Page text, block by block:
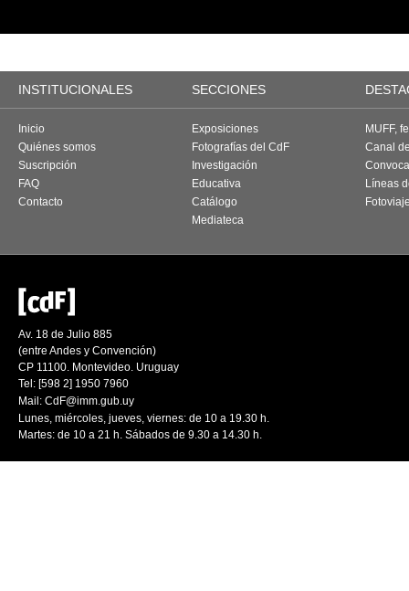
INSTITUCIONALES SECCIONES
Inicio
Quiénes somos
Suscripción
FAQ
Contacto
Exposiciones
Fotografías del CdF
Investigación
Educativa
Catálogo
Mediateca
MUFF,
Canal
Líneas
Av. 18 de Julio 885
(entre Andes y Convención)
CP 11100. Montevideo. Uruguay
Tel: [598 2] 1950 7960
Mail: CdF@imm.gub.uy
Lunes, miércoles, jueves, viernes: de 10 a 19.30 h.
Martes: de 10 a 21 h. Sábados de 9.30 a 14.30 h.